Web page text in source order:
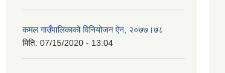
कमल गाउँपालिकाको विनियोजन ऐन, २०७७।७८
मिति: 07/15/2020 - 13:04